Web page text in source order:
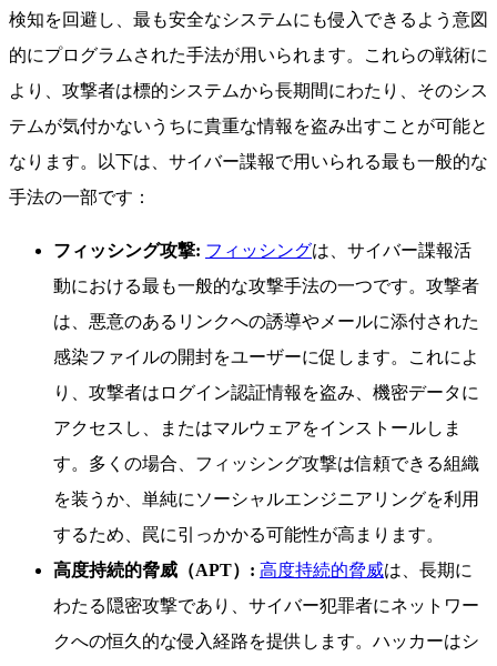
検知を回避し、最も安全なシステムにも侵入できるよう意図
的にプログラムされた手法が用いられます。これらの戦術に
より、攻撃者は標的システムから長期間にわたり、そのシス
テムが気付かないうちに貴重な情報を盗み出すことが可能と
なります。以下は、サイバー諜報で用いられる最も一般的な
手法の一部です：
フィッシング攻撃: フィッシングは、サイバー諜報活
動における最も一般的な攻撃手法の一つです。攻撃者
は、悪意のあるリンクへの誘導やメールに添付された
感染ファイルの開封をユーザーに促します。これによ
り、攻撃者はログイン認証情報を盗み、機密データに
アクセスし、またはマルウェアをインストールしま
す。多くの場合、フィッシング攻撃は信頼できる組織
を装うか、単純にソーシャルエンジニアリングを利用
するため、罠に引っかかる可能性が高まります。
高度持続的脅威（APT）: 高度持続的脅威は、長期に
わたる隠密攻撃であり、サイバー犯罪者にネットワー
クへの恒久的な侵入経路を提供します。ハッカーはシ